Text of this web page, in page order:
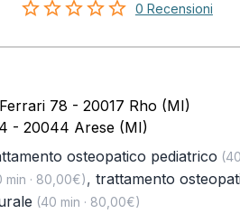
0 Recensioni
78 - 20017 Rho (MI)
- 20044 Arese (MI)
osteopatico pediatrico
min · 80,00€), trattamento
(40 min · 80,00€)